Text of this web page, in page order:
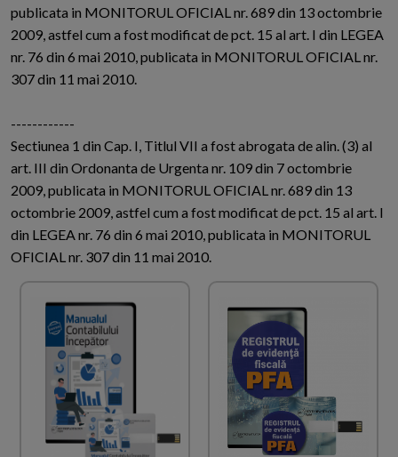
publicata in MONITORUL OFICIAL nr. 689 din 13 octombrie
2009, astfel cum a fost modificat de pct. 15 al art. I din LEGEA
nr. 76 din 6 mai 2010, publicata in MONITORUL OFICIAL nr.
307 din 11 mai 2010.
------------
Sectiunea 1 din Cap. I, Titlul VII a fost abrogata de alin. (3) al
art. III din Ordonanta de Urgenta nr. 109 din 7 octombrie
2009, publicata in MONITORUL OFICIAL nr. 689 din 13
octombrie 2009, astfel cum a fost modificat de pct. 15 al art. I
din LEGEA nr. 76 din 6 mai 2010, publicata in MONITORUL
OFICIAL nr. 307 din 11 mai 2010.